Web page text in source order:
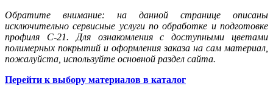
Обратите внимание: на данной странице описаны
исключительно сервисные услуги по обработке и подготовке
профиля С-21. Для ознакомления с доступными цветами
полимерных покрытий и оформления заказа на сам материал,
пожалуйста, используйте основной раздел сайта.
Перейти к выбору материалов в каталог